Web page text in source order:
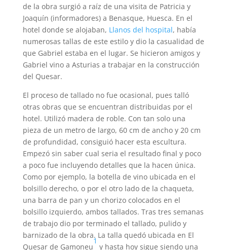
de la obra surgió a raíz de una visita de Patricia y
Joaquín (informadores) a Benasque, Huesca. En el
hotel donde se alojaban, Llanos del hospital, había
numerosas tallas de este estilo y dio la casualidad de
que Gabriel estaba en el lugar. Se hicieron amigos y
Gabriel vino a Asturias a trabajar en la construcción
del Quesar.
El proceso de tallado no fue ocasional, pues talló
otras obras que se encuentran distribuidas por el
hotel. Utilizó madera de roble. Con tan solo una
pieza de un metro de largo, 60 cm de ancho y 20 cm
de profundidad, consiguió hacer esta escultura.
Empezó sin saber cual seria el resultado final y poco
a poco fue incluyendo detalles que la hacen única.
Como por ejemplo, la botella de vino ubicada en el
bolsillo derecho, o por el otro lado de la chaqueta,
una barra de pan y un chorizo colocados en el
bolsillo izquierdo, ambos tallados. Tras tres semanas
de trabajo dio por terminado el tallado, pulido y
barnizado de la obra. La talla quedó ubicada en El
Quesar de Gamoneu
1
y hasta hoy sigue siendo una